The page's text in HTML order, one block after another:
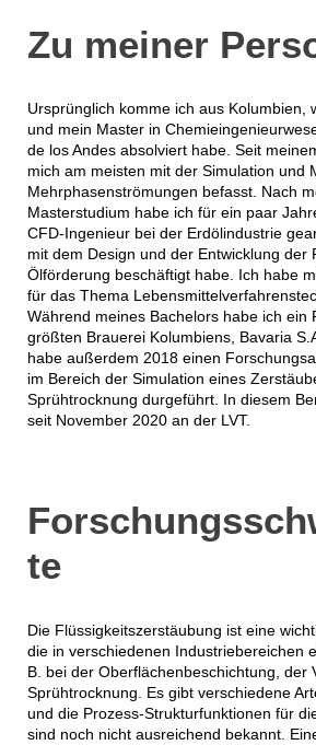
Zu meiner
Ursprünglich komme ich aus Kolumbien,
und mein Master in
de los Andes absolviert habe. Seit
mich am meisten mit der Simulation und
Mehrphasenströmungen befasst. Nach
Masterstudium habe ich für ein paar
CFD-Ingenieur bei der Erdölindustrie
mit dem Design und der Entwicklung der
Ölförderung beschäftigt habe. Ich habe
für das Thema
Während meines Bachelors habe ich ein
größten Brauerei Kolumbiens, Bavaria
habe außerdem 2018 einen
im Bereich der Simulation eines
Sprühtrocknung durgeführt. In diesem
seit November 2020 an der LVT.
te
Die Flüssigkeitszerstäubung ist eine
die in verschiedenen Industriebereichen
B. bei der Oberflächenbeschichtung, der
Sprühtrocknung. Es gibt verschiedene
und die Prozess-Strukturfunktionen für
sind noch nicht ausreichend bekannt.